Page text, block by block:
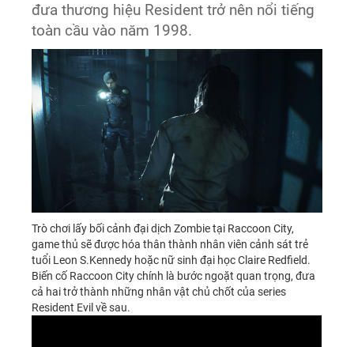
đưa thương hiệu Resident trở nên nổi tiếng
toàn cầu vào năm 1998.
Trò chơi lấy bối cảnh đại dịch Zombie tại Raccoon City,
game thủ sẽ được hóa thân thành nhân viên cảnh sát trẻ
tuổi Leon S.Kennedy hoặc nữ sinh đại học Claire Redfield.
Biến cố Raccoon City chính là bước ngoặt quan trọng, đưa
cả hai trở thành những nhân vật chủ chốt của series
Resident Evil về sau.